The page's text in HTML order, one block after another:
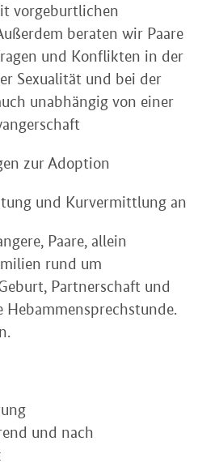
vorgeburtlichen
beraten wir Paare
und Konflikten in der
Sexualität und bei der
unabhängig von einer
zur Adoption
und Kurvermittlung an
Paare, allein
rund um
Partnerschaft und
Hebammensprechstunde.
und nach